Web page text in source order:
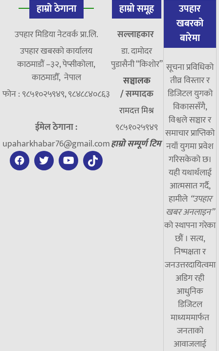
हाम्रो ठेगाना
उपहार मिडिया नेटवर्क प्रा.लि.
उपहार खबरको कार्यालय
काठमाडौं –३२, पेप्सीकोला,
काठमाडौँ, नेपाल
फोन : ९८५१०२५९४९, ९८४८८४०८६३
ईमेल ठेगाना :
upaharkhabar76@gmail.com
हाम्रो समूह
सल्लाहकार
डा. दामाेदर
पुडासैनी “किशाेर”
सञ्चालक
/सम्पादक
रामदत्त मिश्र
९८५१०२५९४९
हाम्रो सम्पूर्ण टिम
उपहार
खबरको
बारेमा
सूचना प्रविधिको
तीव्र विस्तार र
डिजिटल युगको
विकाससँगै,
विश्वले सञ्चार र
समाचार प्राप्तिको
नयाँ युगमा प्रवेश
गरिसकेको छ।
यही यथार्थलाई
आत्मसात गर्दै,
हामीले “उपहार
खबर अनलाइन”
को स्थापना गरेका
छौं । सत्य,
निष्पक्षता र
जनउत्तरदायित्वमा
अडिग रही
आधुनिक
डिजिटल
माध्यममार्फत
जनताको
आवाजलाई